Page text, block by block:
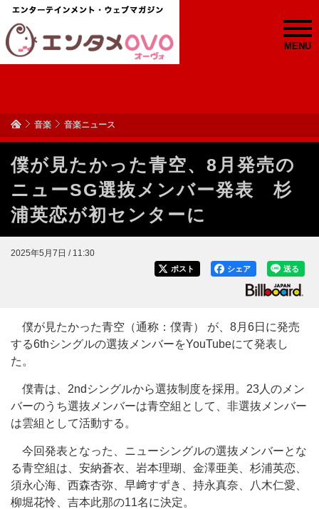
MENU
音楽 音楽ニュース
僕が見たかった青空、8月発売の
ニューSG選抜メンバー発表 杉
浦英恋が初センターに
2025年5月7日 / 11:30
送る
シェア
ポスト
僕が見たかった青空（通称：僕青） が、8月6日に発売
する6thシングルの選抜メンバーをYouTubeにて発表し
た。
僕青は、2ndシングルから選抜制度を採用。23人のメン
バーのうち選抜メンバーは青空組として、非選抜メンバー
は雲組として活動する。
今回発表となった、ニューシングルの選抜メンバーとな
る青空組は、安納蒼衣、岩本理瑚、金澤亜美、杉浦英恋、
須永心海、西森杏弥、早﨑すずき、持永真奈、八木仁愛、
柳堀花怜、吉本此那の11名に決定。